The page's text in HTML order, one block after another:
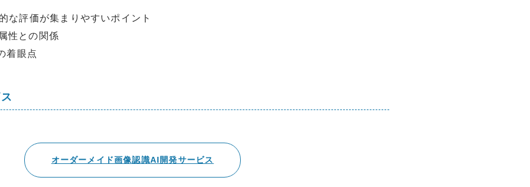
な評価が集まりやすいポイント
性との関係
着眼点
オーダーメイド画像認識AI開発サービス